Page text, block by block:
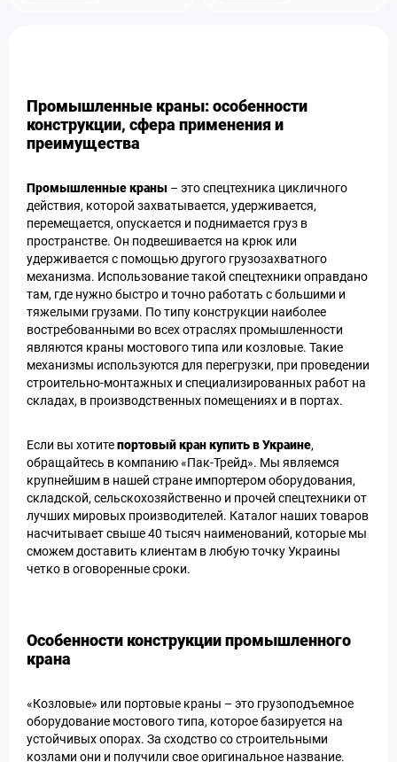
Промышленные краны: особенности
конструкции, сфера применения и
преимущества
Промышленные краны – это спецтехника цикличного
действия, которой захватывается, удерживается,
перемещается, опускается и поднимается груз в
пространстве. Он подвешивается на крюк или
удерживается с помощью другого грузозахватного
механизма. Использование такой спецтехники оправдано
там, где нужно быстро и точно работать с большими и
тяжелыми грузами. По типу конструкции наиболее
востребованными во всех отраслях промышленности
являются краны мостового типа или козловые. Такие
механизмы используются для перегрузки, при проведении
строительно-монтажных и специализированных работ на
складах, в производственных помещениях и в портах.
Если вы хотитепортовый кран купить в Украине,
обращайтесь в компанию «Пак-Трейд». Мы являемся
крупнейшим в нашей стране импортером оборудования,
складской, сельскохозяйственно и прочей спецтехники от
лучших мировых производителей. Каталог наших товаров
насчитывает свыше 40 тысяч наименований, которые мы
сможем доставить клиентам в любую точку Украины
четко в оговоренные сроки.
Особенности конструкции промышленного
крана
«Козловые» или портовые краны – это грузоподъемное
оборудование мостового типа, которое базируется на
устойчивых опорах. За сходство со строительными
козлами они и получили свое оригинальное название.